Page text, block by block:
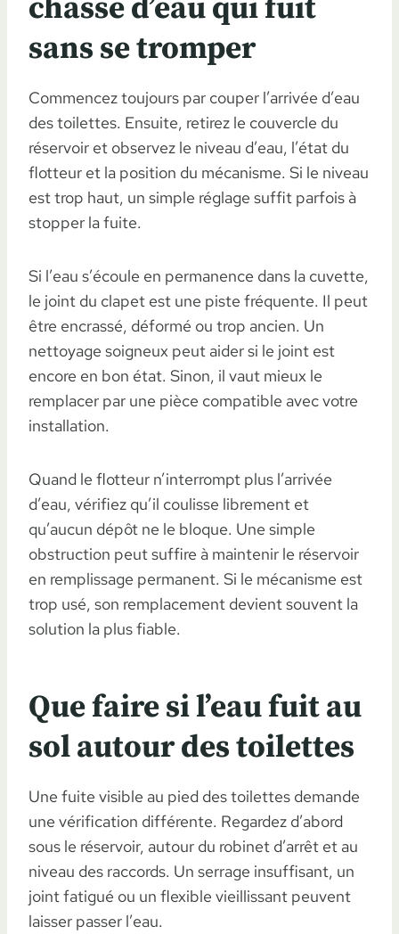
chasse d’eau qui fuit
sans se tromper
Commencez toujours par couper l’arrivée d’eau
des toilettes. Ensuite, retirez le couvercle du
réservoir et observez le niveau d’eau, l’état du
flotteur et la position du mécanisme. Si le niveau
est trop haut, un simple réglage suffit parfois à
stopper la fuite.
Si l’eau s’écoule en permanence dans la cuvette,
le joint du clapet est une piste fréquente. Il peut
être encrassé, déformé ou trop ancien. Un
nettoyage soigneux peut aider si le joint est
encore en bon état. Sinon, il vaut mieux le
remplacer par une pièce compatible avec votre
installation.
Quand le flotteur n’interrompt plus l’arrivée
d’eau, vérifiez qu’il coulisse librement et
qu’aucun dépôt ne le bloque. Une simple
obstruction peut suffire à maintenir le réservoir
en remplissage permanent. Si le mécanisme est
trop usé, son remplacement devient souvent la
solution la plus fiable.
Que faire si l’eau fuit au
sol autour des toilettes
Une fuite visible au pied des toilettes demande
une vérification différente. Regardez d’abord
sous le réservoir, autour du robinet d’arrêt et au
niveau des raccords. Un serrage insuffisant, un
joint fatigué ou un flexible vieillissant peuvent
laisser passer l’eau.